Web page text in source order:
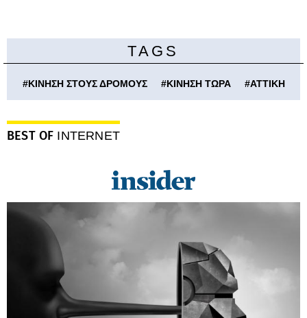
TAGS
#ΚΙΝΗΣΗ ΣΤΟΥΣ ΔΡΟΜΟΥΣ #ΚΙΝΗΣΗ ΤΩΡΑ #ΑΤΤΙΚΗ
BEST OF INTERNET